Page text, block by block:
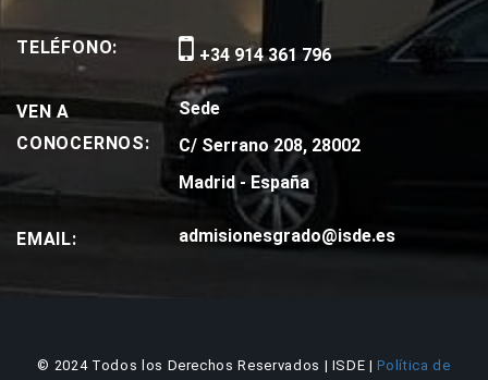
TELÉFONO: +34 914 361 796
VEN A
CONOCERNOS:
Sede
C/ Serrano 208, 28002
Madrid - España
EMAIL: admisionesgrado@isde.es
© 2024 Todos los Derechos Reservados | ISDE |Política de